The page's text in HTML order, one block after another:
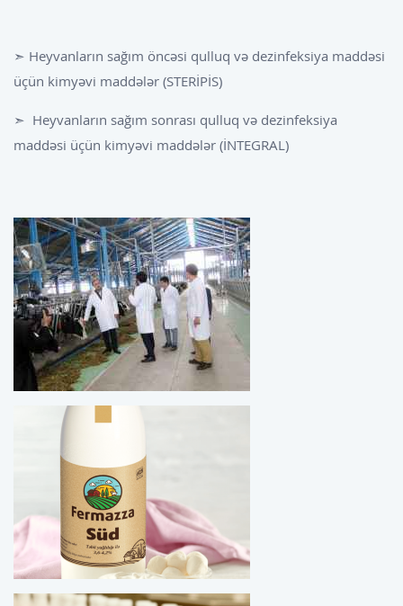
➣ Heyvanların sağım öncəsi qulluq və dezinfeksiya maddəsi
üçün kimyəvi maddələr (STERİPİS)
➣ Heyvanların sağım sonrası qulluq və dezinfeksiya
maddəsi üçün kimyəvi maddələr (İNTEGRAL)